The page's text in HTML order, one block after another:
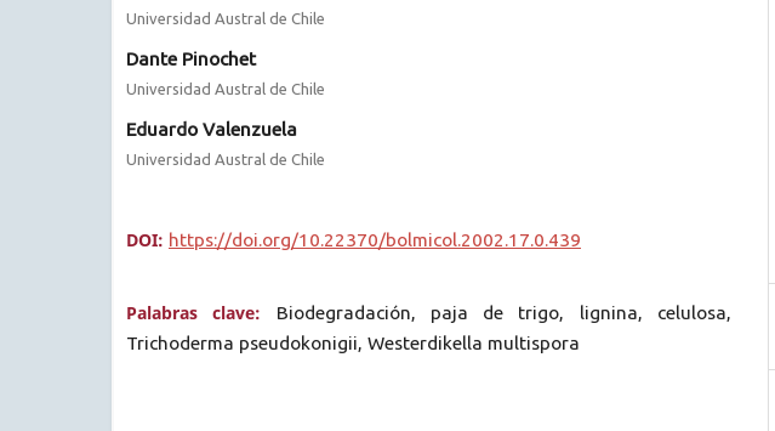
Universidad Austral de Chile
Dante Pinochet
Universidad Austral de Chile
Eduardo Valenzuela
Universidad Austral de Chile
DOI: https://doi.org/10.22370/bolmicol.2002.17.0.439
Palabras clave:
Biodegradación, paja de trigo, lignina, celulosa,
Trichoderma pseudokonigii, Westerdikella multispora